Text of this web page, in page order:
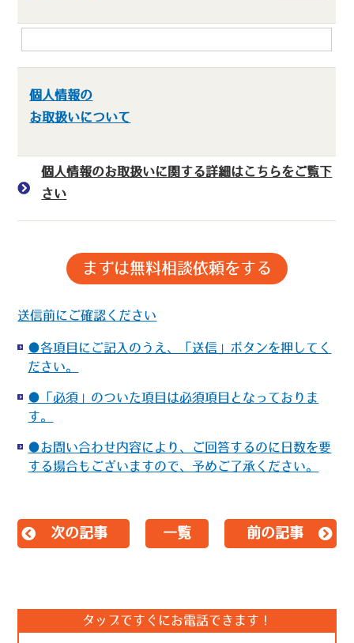
個人情報の
お取扱いについて
個人情報のお取扱いに関する詳細はこちらをご覧下
さい
送信前にご確認ください
●各項目にご記入のうえ、「送信」ボタンを押してく
ださい。
●「必須」のついた項目は必須項目となっておりま
す。
●お問い合わせ内容により、ご回答するのに日数を要
する場合もございますので、予めご了承ください。
次の記事 一覧 前の記事
タップですぐにお電話できます！